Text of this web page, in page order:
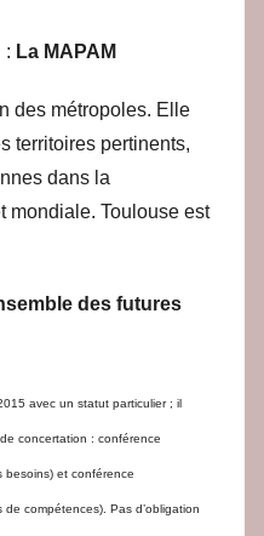
: La MAPAM
des métropoles. Elle
territoires pertinents,
dans la
mondiale. Toulouse est
des futures
avec un statut particulier ; il
concertation : conférence
besoins) et conférence
compétences). Pas d’obligation